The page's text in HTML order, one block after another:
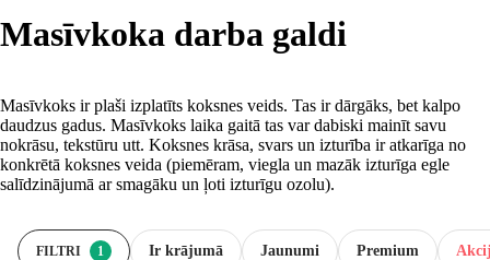
Masīvkoka darba galdi
Masīvkoks ir plaši izplatīts koksnes veids. Tas ir dārgāks, bet kalpo
daudzus gadus. Masīvkoks laika gaitā tas var dabiski mainīt savu
nokrāsu, tekstūru utt. Koksnes krāsa, svars un izturība ir atkarīga no
konkrētā koksnes veida (piemēram, viegla un mazāk izturīga egle
salīdzinājumā ar smagāku un ļoti izturīgu ozolu).
FILTRI 1 Ir krājumā Premium
Jaunumi